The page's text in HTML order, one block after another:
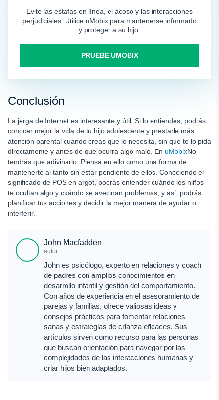
Evite las estafas en línea, el acoso y las interacciones
perjudiciales. Utilice uMobix para mantenerse informado
y proteger a su hijo.
PRUEBE UMOBIX
Conclusión
La jerga de Internet es interesante y útil. Si lo entiendes, podrás
conocer mejor la vida de tu hijo adolescente y prestarle más
atención parental cuando creas que lo necesita, sin que te lo pida
directamente y antes de que ocurra algo malo. En uMobixNo
tendrás que adivinarlo. Piensa en ello como una forma de
mantenerte al tanto sin estar pendiente de ellos. Conociendo el
significado de POS en argot, podrás entender cuándo los niños
te ocultan algo y cuándo se avecinan problemas, y así, podrás
planificar tus acciones y decidir la mejor manera de ayudar o
interferir.
John Macfadden
autor
John es psicólogo, experto en relaciones y coach
de padres con amplios conocimientos en
desarrollo infantil y gestión del comportamiento.
Con años de experiencia en el asesoramiento de
parejas y familias, ofrece valiosas ideas y
consejos prácticos para fomentar relaciones
sanas y estrategias de crianza eficaces. Sus
artículos sirven como recurso para las personas
que buscan orientación para navegar por las
complejidades de las interacciones humanas y
criar hijos bien adaptados.